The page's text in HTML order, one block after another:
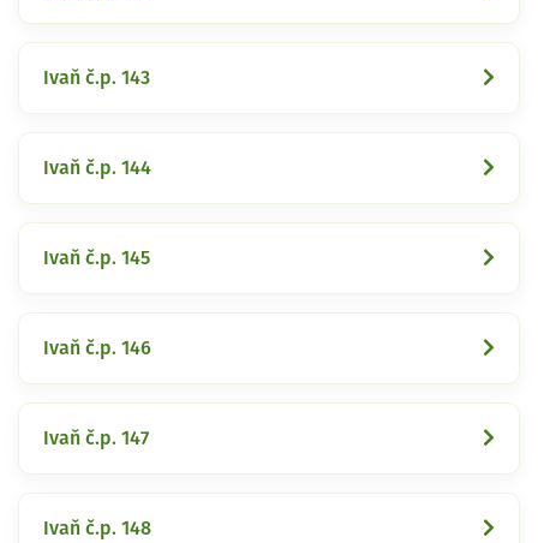
Ivaň č.p. 143
Ivaň č.p. 144
Ivaň č.p. 145
Ivaň č.p. 146
Ivaň č.p. 147
Ivaň č.p. 148